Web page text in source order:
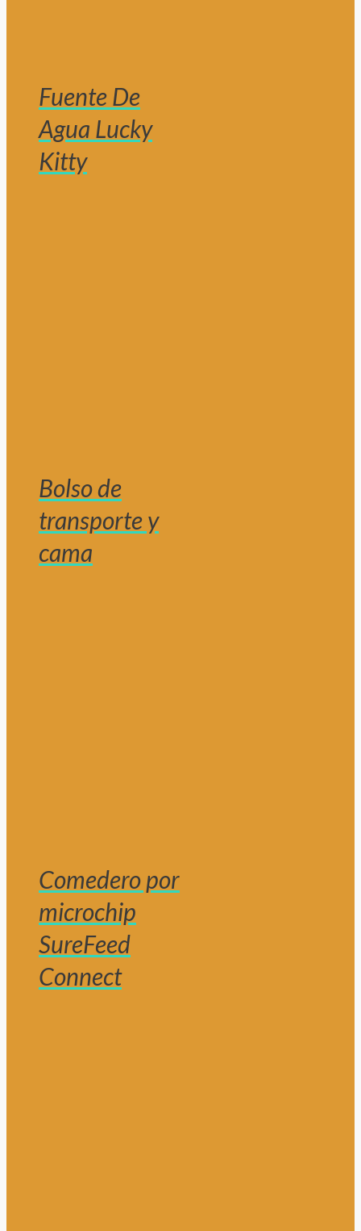
Fuente De
Agua Lucky
Kitty
Bolso de
transporte y
cama
Comedero por
microchip
SureFeed
Connect